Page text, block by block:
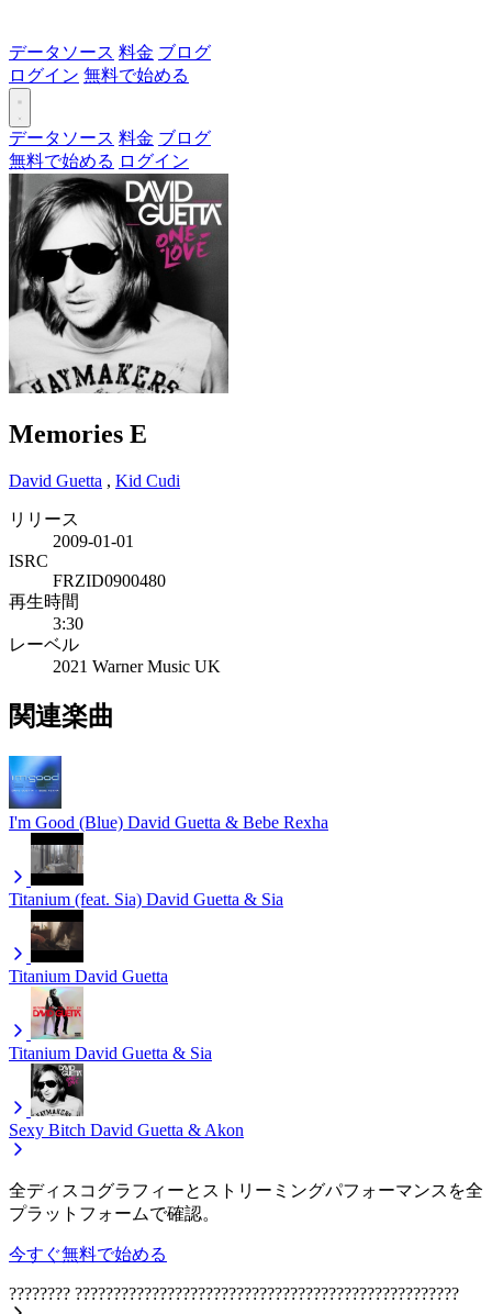
データソース 料金 ブログ
ログイン 無料で始める
データソース 料金 ブログ
無料で始める ログイン
Memories E
David Guetta , Kid Cudi
リリース
2009-01-01
ISRC
FRZID0900480
再生時間
3:30
レーベル
2021 Warner Music UK
関連楽曲
I'm Good (Blue) David Guetta & Bebe Rexha
Titanium (feat. Sia) David Guetta & Sia
Titanium David Guetta
Titanium David Guetta & Sia
Sexy Bitch David Guetta & Akon
全ディスコグラフィーとストリーミングパフォーマンスを全
プラットフォームで確認。
今すぐ無料で始める
???????? ??????????????????????????????????????????????????